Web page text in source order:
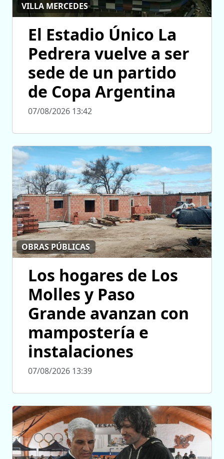
VILLA MERCEDES
El Estadio Único La
Pedrera vuelve a ser
sede de un partido
de Copa Argentina
07/08/2026 13:42
OBRAS PÚBLICAS
Los hogares de Los
Molles y Paso
Grande avanzan con
mampostería e
instalaciones
07/08/2026 13:39